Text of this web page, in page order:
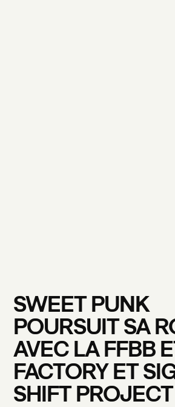
SWEET PUNK
POURSUITSA
AVEC LA FFBB
FACTORY ET
SHIFT PROJECT